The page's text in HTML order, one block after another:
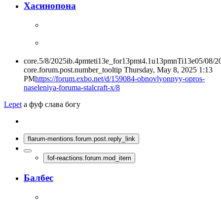
Хасинопона
core.5/8/2025ib.4pmteti13e_for13pmt4.1u13pmnTi13e05/08/
core.forum.post.number_tooltip Thursday, May 8, 2025 1:13
PMhttps://forum.exbo.net/d/159084-obnovlyonnyy-opros-
naseleniya-foruma-stalcraft-x/8
Lepet а фуф слава богу
flarum-mentions.forum.post.reply_link
fof-reactions.forum.mod_item
Балбес